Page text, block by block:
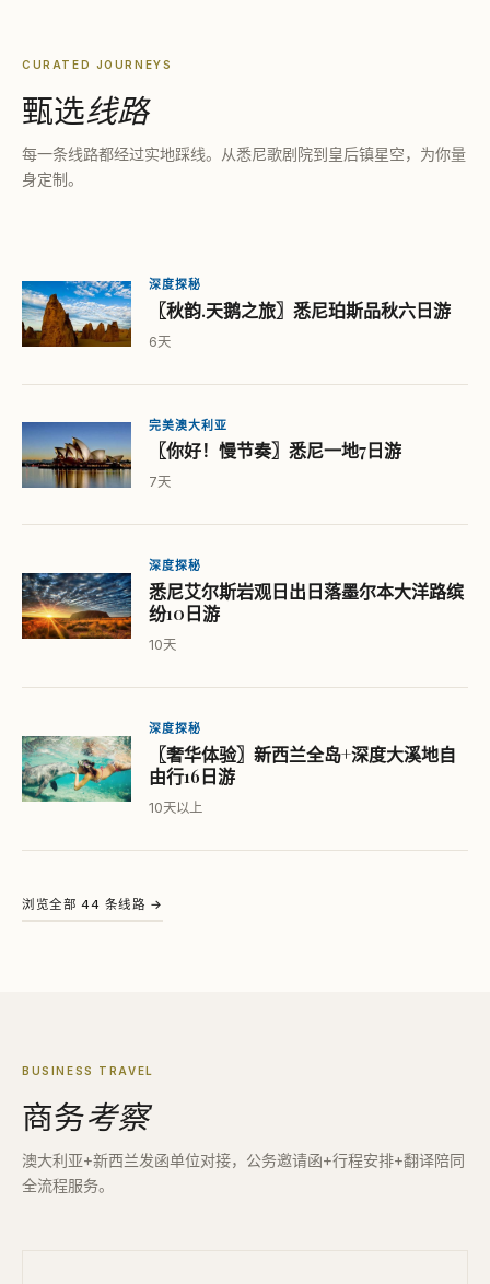
CURATED JOURNEYS
甄选线路
每一条线路都经过实地踩线。从悉尼歌剧院到皇后镇星空，为你量
身定制。
深度探秘
〖秋韵.天鹅之旅〗悉尼珀斯品秋六日游
6天
完美澳大利亚
〖你好！慢节奏〗悉尼一地7日游
7天
深度探秘
悉尼艾尔斯岩观日出日落墨尔本大洋路缤
纷10日游
10天
深度探秘
〖奢华体验〗新西兰全岛+深度大溪地自
由行16日游
10天以上
浏览全部 44 条线路 →
BUSINESS TRAVEL
商务考察
澳大利亚+新西兰发函单位对接，公务邀请函+行程安排+翻译陪同
全流程服务。